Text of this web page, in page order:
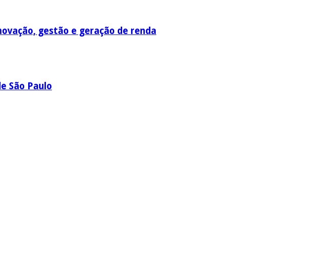
gestão e geração de renda
São Paulo